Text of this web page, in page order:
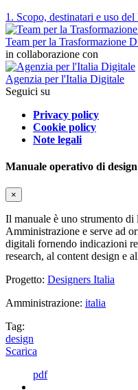
1. Scopo, destinatari e uso
Team per la Trasformazione
in collaborazione con
Agenzia per l'Italia Digitale
Seguici su
Privacy policy
Cookie policy
Note legali
Manuale operativo di design
×
Il manuale è uno strumento
Amministrazione e serve ad
digitali fornendo indicazioni
research, al content design e
Progetto: Designers Italia
Amministrazione: italia
Tag:
design
Scarica
pdf